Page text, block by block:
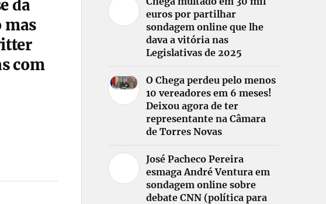
da
mas
com
euros por partilhar
sondagem online que lhe
dava a vitória nas
Legislativas de 2025
O Chega perdeu pelo menos
10 vereadores em 6 meses!
Deixou agora de ter
representante na Câmara
de Torres Novas
José Pacheco Pereira
esmaga André Ventura em
sondagem online sobre
debate CNN (política para